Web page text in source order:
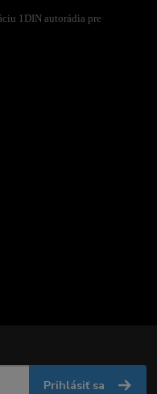
1DIN autorádia pre
Prihlásiť sa